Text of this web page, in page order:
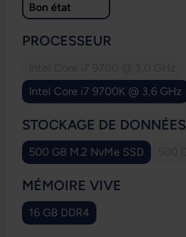
Bon état
SÉLECTIONNEZ
PROCESSEUR
Intel Core i7 9700K @ 3,6 GHz
SÉLECTIONNEZ
STOCKAGE DE DONNÉES
500 GB M.2 NvMe SSD
SÉLECTIONNEZ
MÉMOIRE VIVE
16 GB DDR4